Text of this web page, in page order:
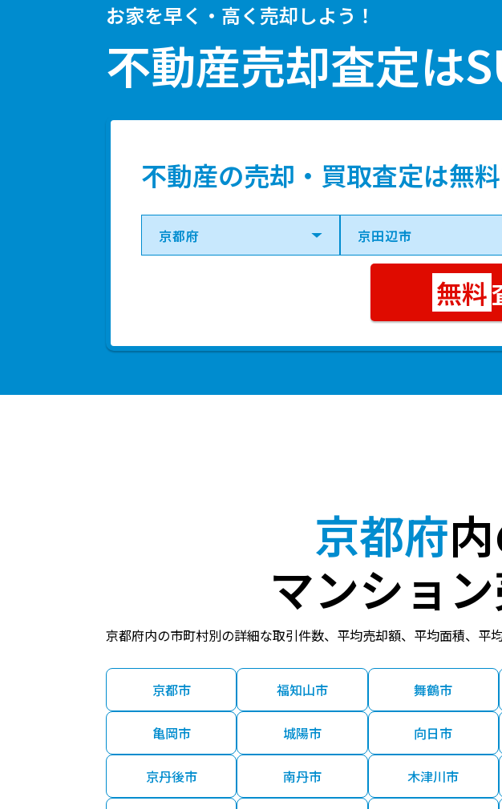
お家を早く・高く売却しよう！
不動産売却査定は
不動産の売却・買取査定は無料
京都府
マンショ
京都府内の市町村別の詳細な取引件数、平均売却額、平均面積、平
京都市 福知山市 舞鶴市
亀岡市 城陽市 向日市
京丹後市 南丹市 木津川市